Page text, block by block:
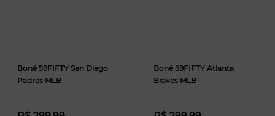
Boné 59FIFTY San Diego
Padres MLB
Boné 59FIFTY Atlanta
Braves MLB